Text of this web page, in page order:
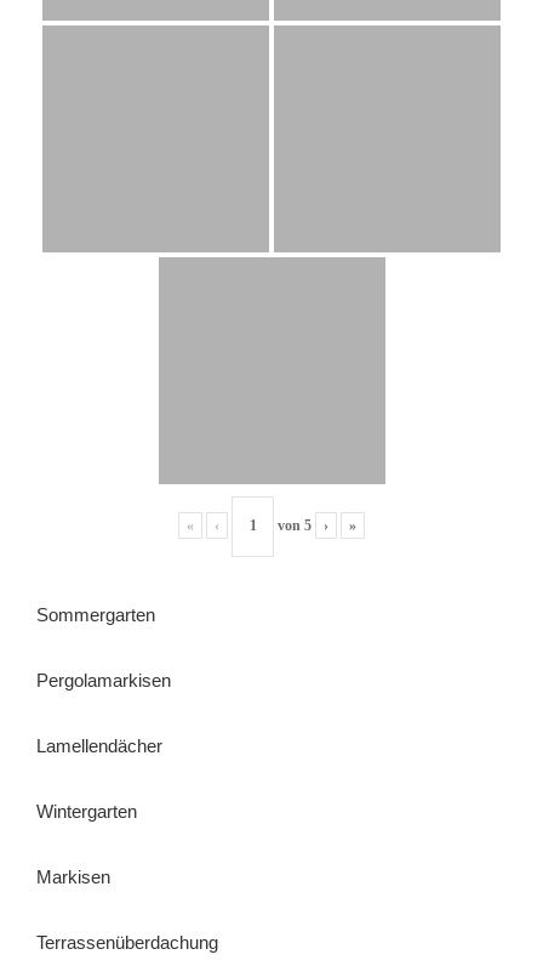
« ‹ von 5 › »
Sommergarten
Pergolamarkisen
Lamellendächer
Wintergarten
Markisen
Terrassenüberdachung